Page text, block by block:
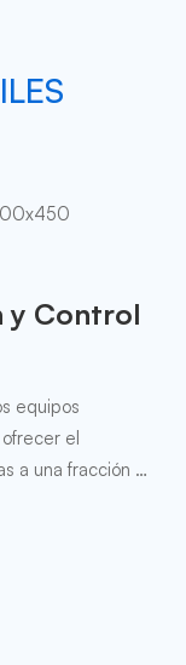
y Control
equipos
el
a una fracción …